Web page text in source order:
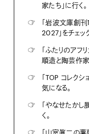
家たち」に行く。
☞
「岩波文庫創
2027」をチェッ
☞
「ふたりのア
順造と陶芸作家
☞
「TOP コレクシ
気になる。
☞
「やなせたか
く。